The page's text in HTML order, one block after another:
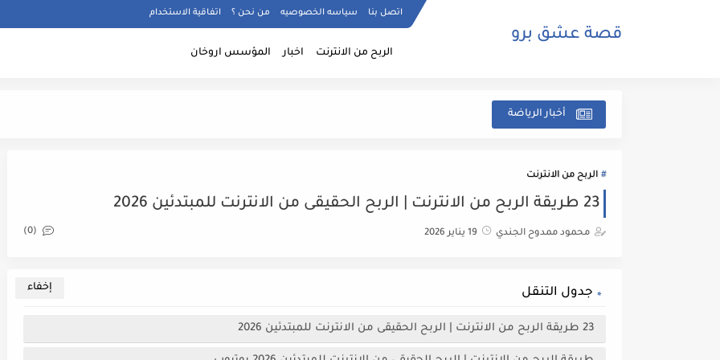
اتصل بنا سياسه الخصوصيه من نحن ؟ اتفاقية الاستخدام
قصة عشق برو
الربح من الانترنت اخبار المؤسس اروخان
أخبار الرياضة
الربح من الانترنت
23 طريقة الربح من الانترنت | الربح الحقيقى من الانترنت للمبتدئين 2026
محمود ممدوح الجندي 19 يناير 2026 (0)
جدول التنقل
23 طريقة الربح من الانترنت | الربح الحقيقى من الانترنت للمبتدئين 2026